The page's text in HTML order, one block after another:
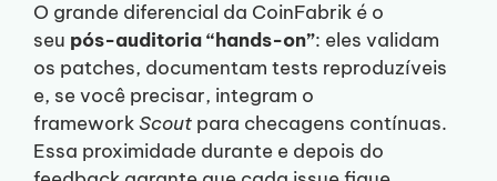
O grande diferencial da CoinFabrik é o
seu pós-auditoria “hands-on”: eles validam
os patches, documentam tests reproduzíveis
e, se você precisar, integram o
frameworkScout para checagens contínuas.
Essa proximidade durante e depois do